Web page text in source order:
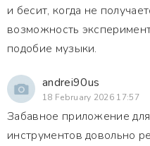
и бесит, когда не
возможность
подобие музыки.
andrei90us
18 February 2026 17:57
Забавное приложение
инструментов довольно